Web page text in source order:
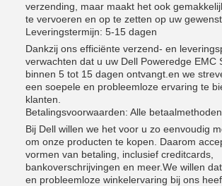
verzending, maar maakt het ook
te vervoeren en op te zetten op uw
Leveringstermijn: 5-15 dagen
Dankzij ons efficiënte verzend- en
verwachten dat u uw Dell Poweredge EMC
binnen 5 tot 15 dagen ontvangt.en we
een soepele en probleemloze ervaring te
klanten.
Betalingsvoorwaarden: Alle
Bij Dell willen we het voor u zo eenvoudig
om onze producten te kopen. Daarom
vormen van betaling, inclusief creditcards,
bankoverschrijvingen en meer.We willen
en probleemloze winkelervaring bij ons